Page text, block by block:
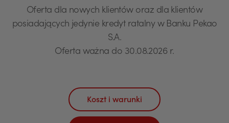
Oferta dla nowych klientów oraz dla klientów
posiadających jedynie kredyt ratalny w Banku Pekao
S.A.
Oferta ważna do 30.08.2026 r.
Koszt i warunki